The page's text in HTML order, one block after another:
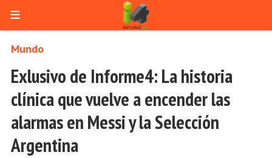
Exlusivo de Informe4: La historia
clínica que vuelve a encender las
alarmas en Messi y la Selección
Argentina
Mundo